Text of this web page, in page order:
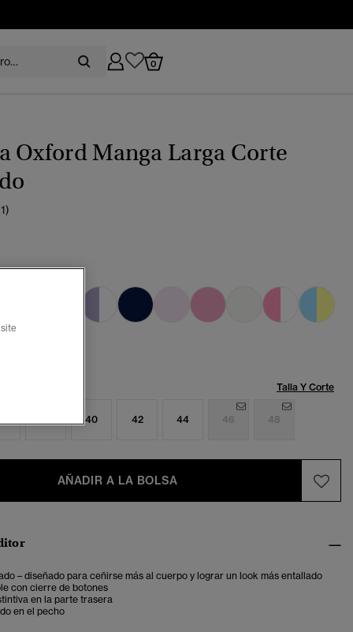
0
Oxford Manga Larga Corte
bróker
seleccionado
Talla Y Corte
40 42 44 46 48
AÑADIR A LA BOLSA
– diseñado para ceñirse más al cuerpo y lograr un look más entallado
con cierre de botones
en la parte trasera
en el pecho